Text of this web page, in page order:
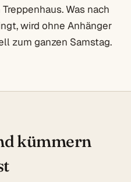
Was nach
wird ohne Anhänger
zum ganzen Samstag.
kümmern